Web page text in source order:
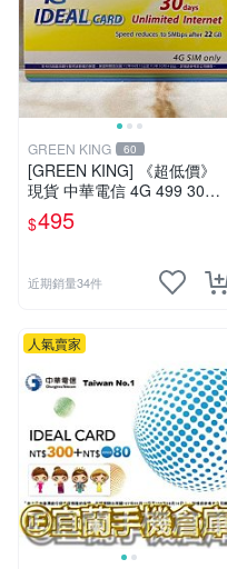
GREEN KING 60
[GREEN KING] 《超低價》
現貨 中華電信 4G 499 30天
網路吃到飽 儲值卡 網路卡 預
付卡 上網卡 如意卡 電話卡
$495
近期銷量34件
人氣賣家